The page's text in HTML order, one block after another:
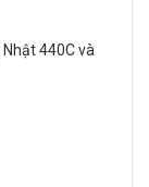
440C và